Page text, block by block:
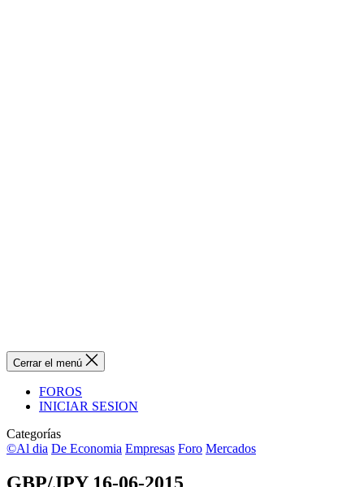
Cerrar el menú
FOROS
INICIAR SESION
Categorías
©Al dia De Economia Empresas Foro Mercados